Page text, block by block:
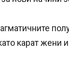
карат жени